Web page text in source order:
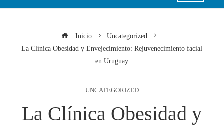
Inicio
Uncategorized
La Clínica Obesidad y Envejecimiento: Rejuvenecimiento facial
en Uruguay
UNCATEGORIZED
La Clínica Obesidad y